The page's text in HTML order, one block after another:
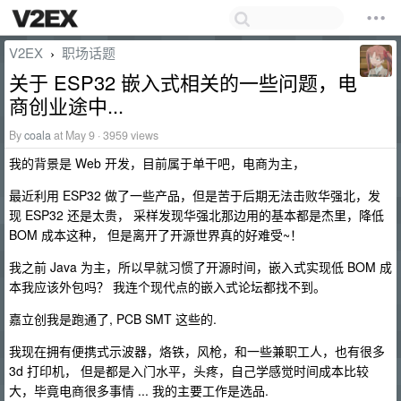
V2EX › 职场话题
关于 ESP32 嵌入式相关的一些问题，电
商创业途中...
Bycoalaat May 9 · 3959 views
我的背景是 Web 开发，目前属于单干吧，电商为主，
最近利用 ESP32 做了一些产品，但是苦于后期无法击败华强北，发
现 ESP32 还是太贵， 采样发现华强北那边用的基本都是杰里，降低
BOM 成本这种， 但是离开了开源世界真的好难受~！
我之前 Java 为主，所以早就习惯了开源时间，嵌入式实现低 BOM 成
本我应该外包吗？ 我连个现代点的嵌入式论坛都找不到。
嘉立创我是跑通了, PCB SMT 这些的.
我现在拥有便携式示波器，烙铁，风枪，和一些兼职工人，也有很多
3d 打印机， 但是都是入门水平，头疼，自己学感觉时间成本比较
大，毕竟电商很多事情 ... 我的主要工作是选品.